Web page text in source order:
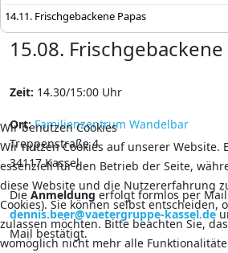
14.11. Frischgebackene Papas
15.08. Frischgebackene
Zeit: 14.30/15:00 Uhr
Ort: Familienzentrum Wandelbar
Treppenstraße 4
34117 Kassel
DieAnmeldungerfolgt formlos per
dennis.beer@vaetergruppe-kassel.de
Mail bestätigt.
Wir benutzen Cookies
Wir nutzen Cookies auf unserer Website.
essenziell für den Betrieb der Seite,
diese Website und die Nutzererfahrung
Cookies). Sie können selbst entscheiden,
zulassen möchten. Bitte beachten Sie,
womöglich nicht mehr alle